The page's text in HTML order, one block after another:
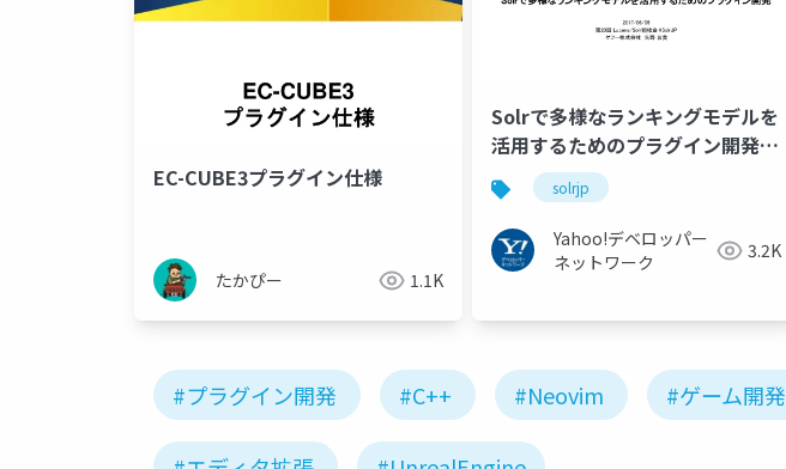
EC-CUBE3プラグイン仕様
たかぴー 1.1K
Solrで多様なランキングモデルを
活用するためのプラグイン開発
#SolrJPsolrjp
Yahoo!デベロッパー
ネットワーク
3.2K
#プラグイン開発 #C++ #Neovim #ゲーム開発